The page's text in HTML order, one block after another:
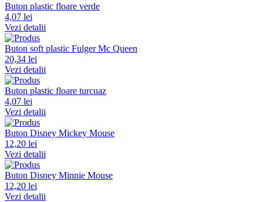
Buton plastic floare verde
4,07 lei
Vezi detalii
Buton soft plastic Fulger Mc Queen
20,34 lei
Vezi detalii
Buton plastic floare turcuaz
4,07 lei
Vezi detalii
Buton Disney Mickey Mouse
12,20 lei
Vezi detalii
Buton Disney Minnie Mouse
12,20 lei
Vezi detalii